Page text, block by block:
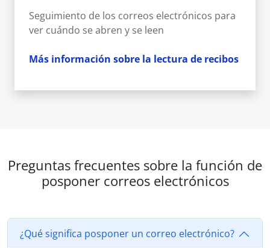
Seguimiento de los correos electrónicos para
ver cuándo se abren y se leen
Más información sobre la lectura de recibos
Preguntas frecuentes sobre la función de
posponer correos electrónicos
¿Qué significa posponer un correo electrónico?